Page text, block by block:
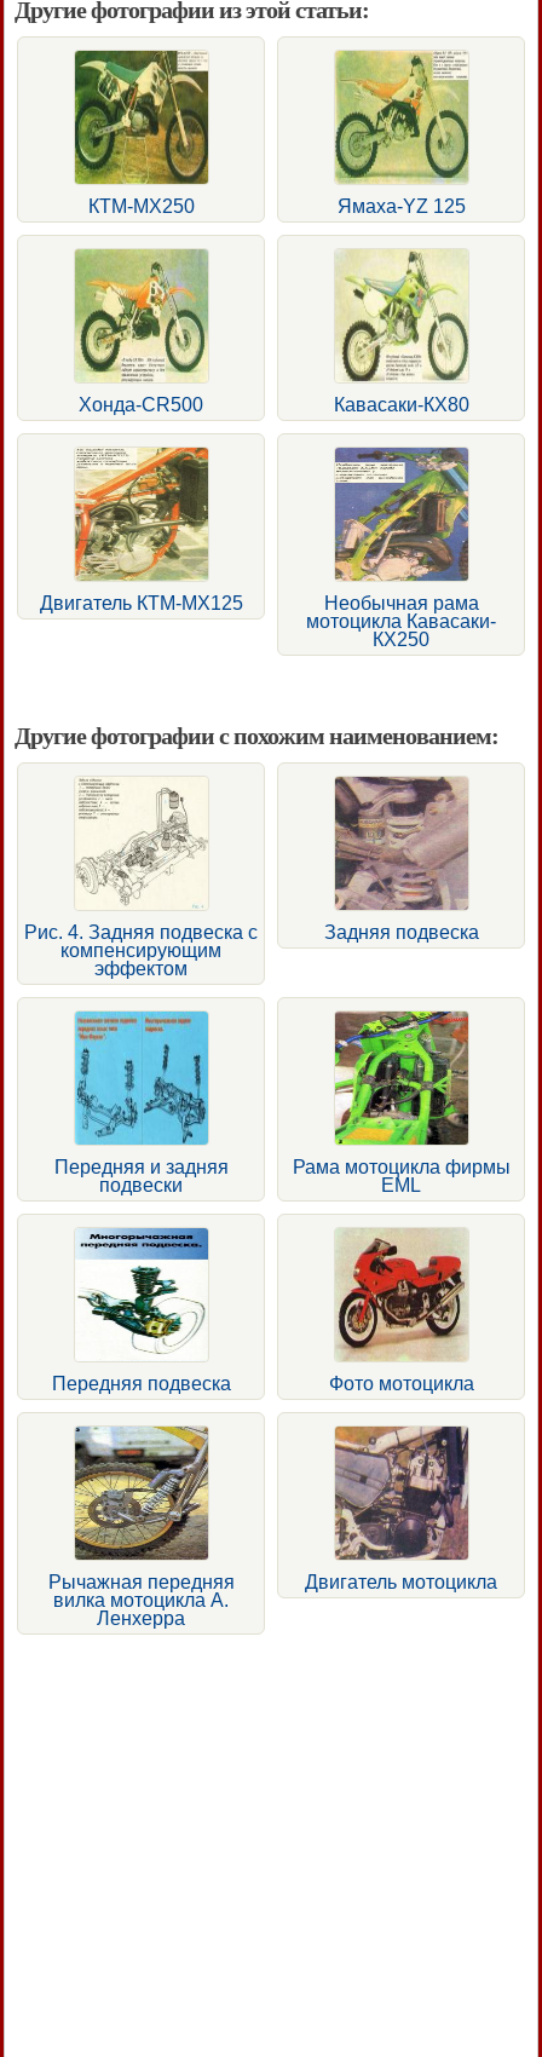
Другие фотографии из этой статьи:
КТМ-МХ250 Ямаха-YZ 125
Хонда-CR500 Кавасаки-КХ80
Двигатель КТМ-МХ125
Необычная рама
мотоцикла Кавасаки-
КХ250
Другие фотографии с похожим наименованием:
Рис. 4. Задняя подвеска с
компенсирующим
эффектом
Задняя подвеска
Передняя и задняя
подвески
Рама мотоцикла фирмы
EML
Передняя подвеска Фото мотоцикла
Рычажная передняя
вилка мотоцикла А.
Ленхерра
Двигатель мотоцикла